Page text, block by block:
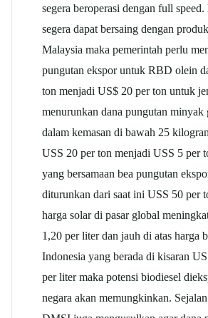
segera beroperasi dengan full
segera dapat bersaing dengan
Malaysia maka pemerintah perlu
pungutan ekspor untuk RBD olein
ton menjadi US$ 20 per ton untuk
menurunkan dana pungutan
dalam kemasan di bawah 25
USS 20 per ton menjadi USS 5 per
yang bersamaan bea pungutan
diturunkan dari saat ini USS 50 per
harga solar di pasar global
1,20 per liter dan jauh di atas harga
Indonesia yang berada di kisaran
per liter maka potensi biodiesel
negara akan memungkinkan.